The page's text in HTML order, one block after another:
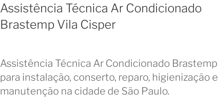
Assistência Técnica Ar Condicionado
Brastemp Vila Cisper
Assistência Técnica Ar Condicionado Brastemp
para instalação, conserto, reparo, higienização e
manutenção na cidade de São Paulo.